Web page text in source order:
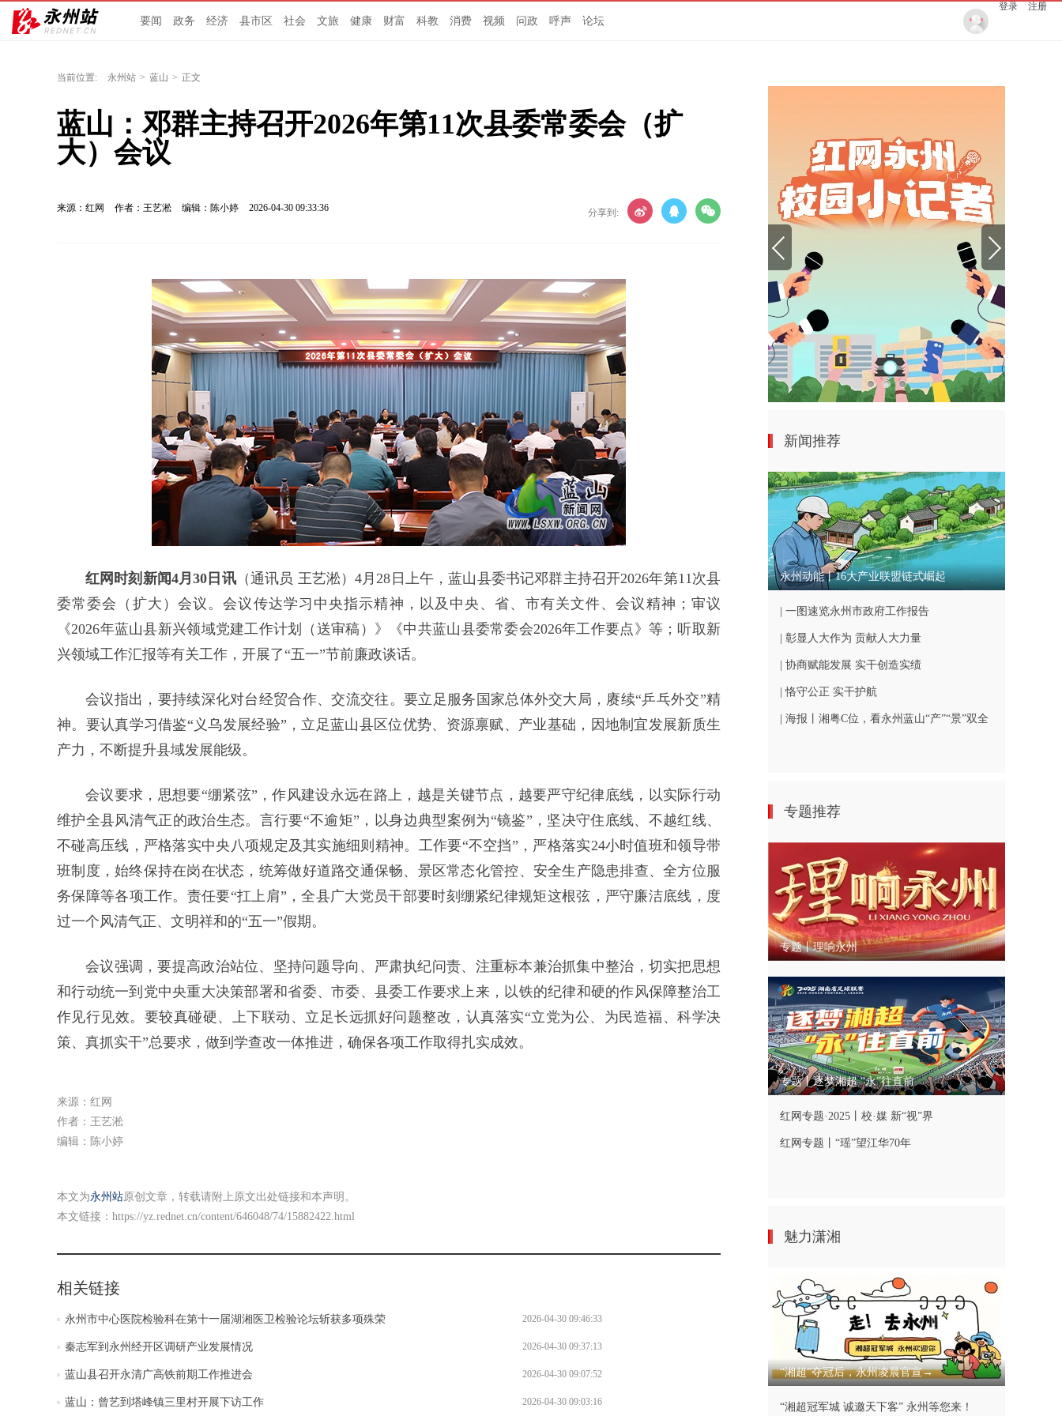
要闻 政务 经济 县市区 社会 文旅 健康 财富 科教 消费 视频 问政 呼声 论坛
登录 注册
当前位置: 永州站 > 蓝山 > 正文
蓝山：邓群主持召开2026年第11次县委常委会（扩
大）会议
来源：红网 作者：王艺淞 编辑：陈小婷 2026-04-30 09:33:36 分享到:
红网时刻新闻4月30日讯（通讯员 王艺淞）4月28日上午，蓝山县委书记邓群主持召开2026年第11次县
委常委会（扩大）会议。会议传达学习中央指示精神，以及中央、省、市有关文件、会议精神；审议
《2026年蓝山县新兴领域党建工作计划（送审稿）》《中共蓝山县委常委会2026年工作要点》等；听取新
兴领域工作汇报等有关工作，开展了“五一”节前廉政谈话。
会议指出，要持续深化对台经贸合作、交流交往。要立足服务国家总体外交大局，赓续“乒乓外交”精
神。要认真学习借鉴“义乌发展经验”，立足蓝山县区位优势、资源禀赋、产业基础，因地制宜发展新质生
产力，不断提升县域发展能级。
会议要求，思想要“绷紧弦”，作风建设永远在路上，越是关键节点，越要严守纪律底线，以实际行动
维护全县风清气正的政治生态。言行要“不逾矩”，以身边典型案例为“镜鉴”，坚决守住底线、不越红线、
不碰高压线，严格落实中央八项规定及其实施细则精神。工作要“不空挡”，严格落实24小时值班和领导带
班制度，始终保持在岗在状态，统筹做好道路交通保畅、景区常态化管控、安全生产隐患排查、全方位服
务保障等各项工作。责任要“扛上肩”，全县广大党员干部要时刻绷紧纪律规矩这根弦，严守廉洁底线，度
过一个风清气正、文明祥和的“五一”假期。
会议强调，要提高政治站位、坚持问题导向、严肃执纪问责、注重标本兼治抓集中整治，切实把思想
和行动统一到党中央重大决策部署和省委、市委、县委工作要求上来，以铁的纪律和硬的作风保障整治工
作见行见效。要较真碰硬、上下联动、立足长远抓好问题整改，认真落实“立党为公、为民造福、科学决
策、真抓实干”总要求，做到学查改一体推进，确保各项工作取得扎实成效。
来源：红网
作者：王艺淞
编辑：陈小婷
本文为永州站原创文章，转载请附上原文出处链接和本声明。
本文链接： https://yz.rednet.cn/content/646048/74/15882422.html
相关链接
永州市中心医院检验科在第十一届湖湘医卫检验论坛斩获多项殊荣 2026-04-30 09:46:33
秦志军到永州经开区调研产业发展情况 2026-04-30 09:37:13
蓝山县召开永清广高铁前期工作推进会 2026-04-30 09:07:52
蓝山：曾艺到塔峰镇三里村开展下访工作 2026-04-30 09:03:16
新闻推荐
永州动能丨16大产业联盟链式崛起
| 一图速览永州市政府工作报告
| 彰显人大作为 贡献人大力量
| 协商赋能发展 实干创造实绩
| 恪守公正 实干护航
| 海报丨湘粤C位，看永州蓝山“产”“景”双全
专题推荐
专题丨理响永州
专题丨逐梦湘超 “永”往直前
红网专题·2025丨校·媒 新“视”界
红网专题丨“瑶”望江华70年
魅力潇湘
“湘超”夺冠后，永州凌晨官宣→
“湘超冠军城 诚邀天下客” 永州等您来！